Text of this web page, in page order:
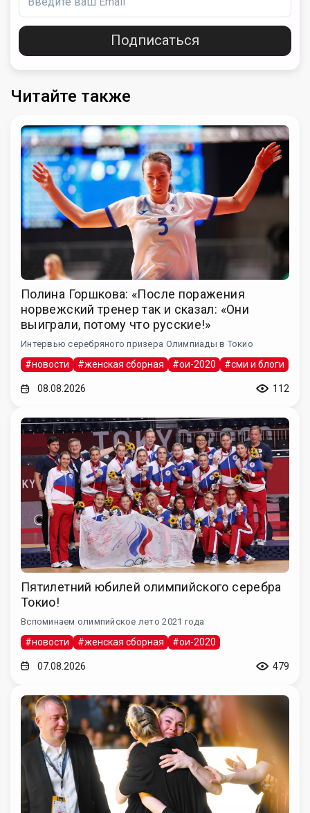
Подписаться
Читайте также
Полина Горшкова: «После поражения
норвежский тренер так и сказал: «Они
выиграли, потому что русские!»
Интервью серебряного призера Олимпиады в Токио
#новости #женская сборная #ои-2020 #сми и блоги
08.08.2026 112
Пятилетний юбилей олимпийского серебра
Токио!
Вспоминаем олимпийское лето 2021 года
#новости #женская сборная #ои-2020
07.08.2026 479